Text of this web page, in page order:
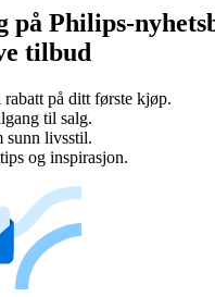
på Philips-
tilbud
rabatt på ditt første kjøp.
til salg.
sunn livsstil.
og inspirasjon.